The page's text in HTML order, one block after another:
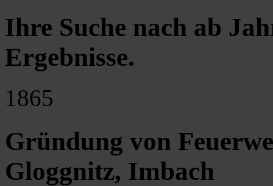
Ihre Suche nach ab
Ergebnisse.
1865
Gründung von
Gloggnitz, Imbach